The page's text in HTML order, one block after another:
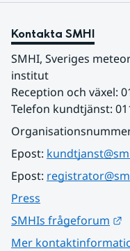
Kontakta SMHI
SMHI, Sveriges
institut
Reception och växel:
Telefon kundtjänst:
Epost:
Epost:
Press
SMHIs frågeforum
Mer